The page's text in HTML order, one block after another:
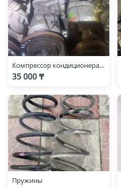
Компрессор кондиционера 3.0.12 кл
35 000 ₸
Пружины